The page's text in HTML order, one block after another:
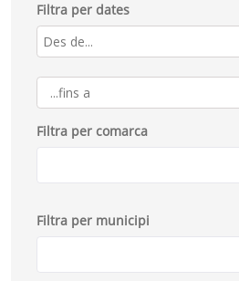
Filtra per dates
Filtra per comarca
Filtra per municipi